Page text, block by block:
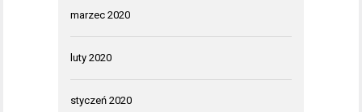
marzec 2020
luty 2020
styczeń 2020